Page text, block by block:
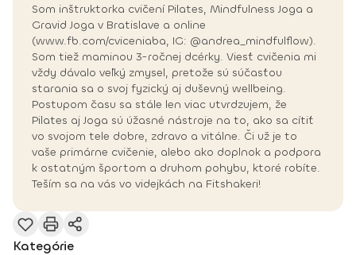
Som inštruktorka cvičení Pilates, Mindfulness Joga a
Gravid Joga v Bratislave a online
(www.fb.com/cviceniaba, IG: @andrea_mindfulflow).
Som tiež maminou 3-ročnej dcérky. Viesť cvičenia mi
vždy dávalo veľký zmysel, pretože sú súčasťou
starania sa o svoj fyzický aj duševný wellbeing.
Postupom času sa stále len viac utvrdzujem, že
Pilates aj Joga sú úžasné nástroje na to, ako sa cítiť
vo svojom tele dobre, zdravo a vitálne. Či už je to
vaše primárne cvičenie, alebo ako doplnok a podpora
k ostatným športom a druhom pohybu, ktoré robíte.
Teším sa na vás vo videjkách na Fitshakeri!
Kategórie